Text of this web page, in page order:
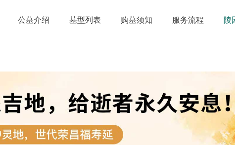
公墓介绍 墓型列表 购墓须知 服务流程 陵